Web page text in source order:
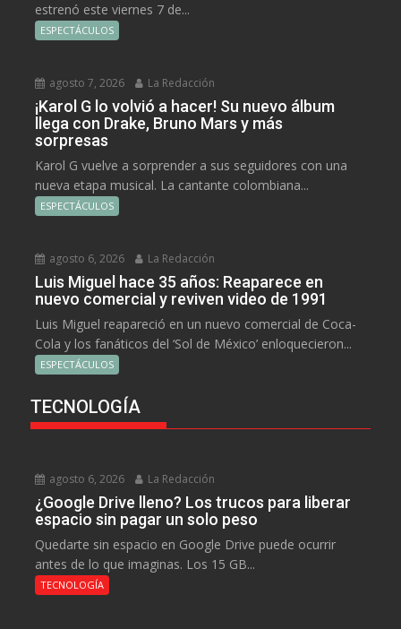
estrenó este viernes 7 de...
ESPECTÁCULOS
agosto 7, 2026 La Redacción
¡Karol G lo volvió a hacer! Su nuevo álbum
llega con Drake, Bruno Mars y más
sorpresas
Karol G vuelve a sorprender a sus seguidores con una
nueva etapa musical. La cantante colombiana...
ESPECTÁCULOS
agosto 6, 2026 La Redacción
Luis Miguel hace 35 años: Reaparece en
nuevo comercial y reviven video de 1991
Luis Miguel reapareció en un nuevo comercial de Coca-
Cola y los fanáticos del ‘Sol de México’ enloquecieron...
ESPECTÁCULOS
TECNOLOGÍA
agosto 6, 2026 La Redacción
¿Google Drive lleno? Los trucos para liberar
espacio sin pagar un solo peso
Quedarte sin espacio en Google Drive puede ocurrir
antes de lo que imaginas. Los 15 GB...
TECNOLOGÍA